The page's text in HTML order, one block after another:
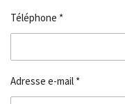
Téléphone *
Adresse e-mail *